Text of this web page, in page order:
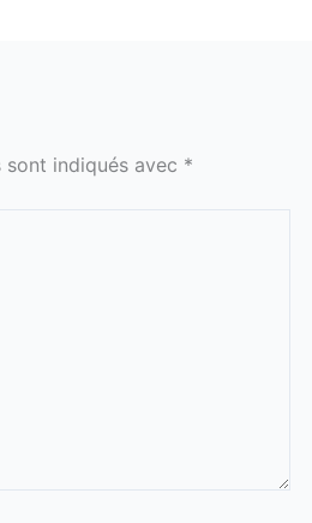
indiqués avec *